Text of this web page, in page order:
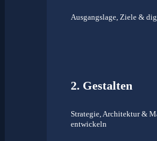
Ausgangslage, Ziele &
2. Gestalten
Strategie, Architektur &
entwickeln